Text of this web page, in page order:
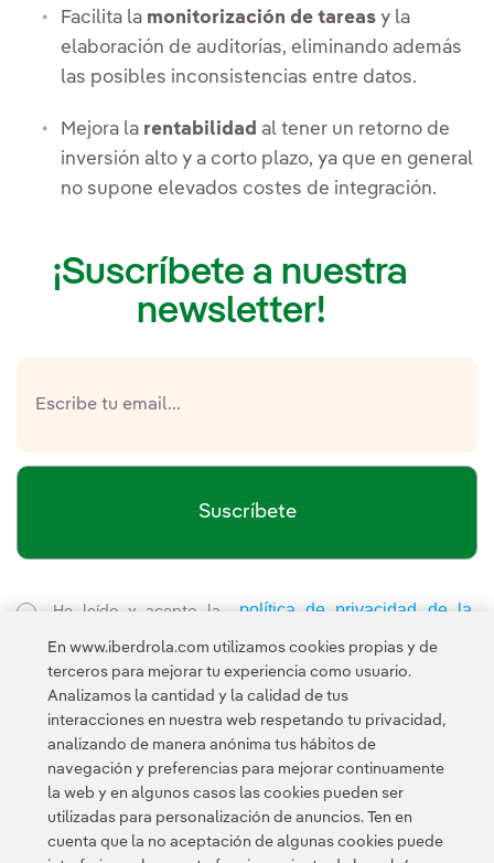
Facilita la monitorización de tareas y la
elaboración de auditorías, eliminando además
las posibles inconsistencias entre datos.
Mejora la rentabilidad al tener un retorno de
inversión alto y a corto plazo, ya que en general
no supone elevados costes de integración.
¡Suscríbete a nuestra
newsletter!
Suscríbete
He leído y acepto la
política de privacidad de la
Newsletter
Enlace externo, se abre en ventana nueva.
Esta página está protegida por reCAPTCHA y se aplican la
Política de privacidad y los
Contacta Política de Privacidad Información legal
En www.iberdrola.com utilizamos cookies propias y de
terceros para mejorar tu experiencia como usuario.
Analizamos la cantidad y la calidad de tus
interacciones en nuestra web respetando tu privacidad,
analizando de manera anónima tus hábitos de
navegación y preferencias para mejorar continuamente
la web y en algunos casos las cookies pueden ser
utilizadas para personalización de anuncios. Ten en
cuenta que la no aceptación de algunas cookies puede